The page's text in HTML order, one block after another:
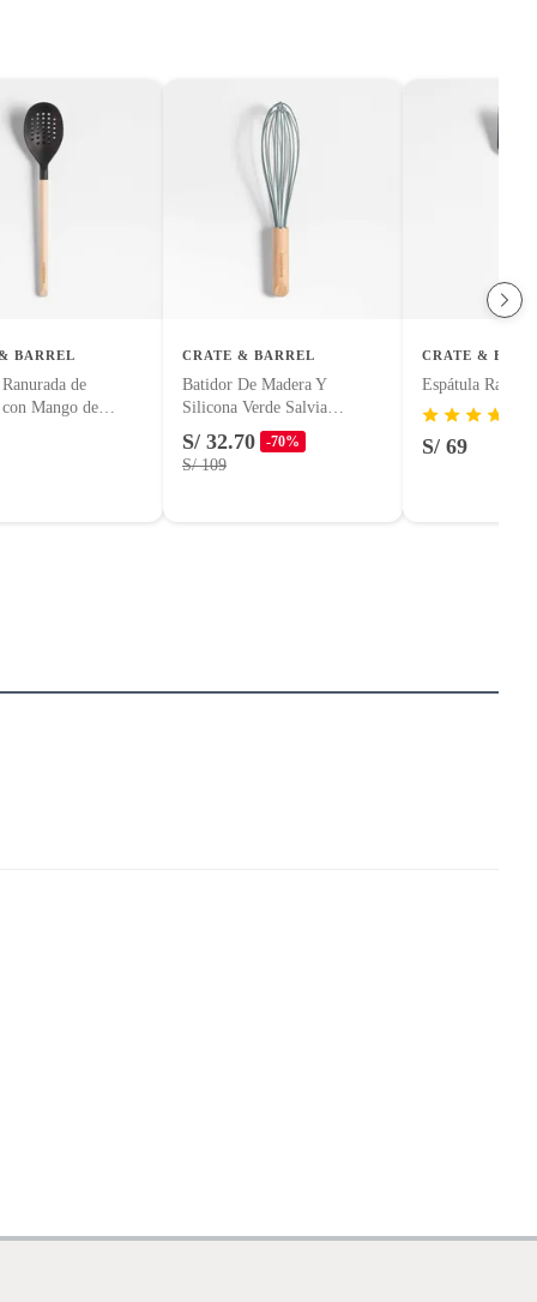
BARREL
de
Mango de
CRATE & BARREL
Batidor De Madera Y
Silicona Verde Salvia
Crate&barrel 30cm
S/ 32.70 -70%
S/ 109
CRATE &
Espátula
S/ 69